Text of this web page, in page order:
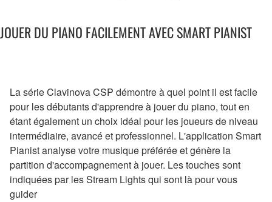
JOUER DU PIANO FACILEMENT AVEC SMART PIANIST
La série Clavinova CSP démontre à quel point il est facile
pour les débutants d'apprendre à jouer du piano, tout en
étant également un choix idéal pour les joueurs de niveau
intermédiaire, avancé et professionnel. L'application Smart
Pianist analyse votre musique préférée et génère la
partition d'accompagnement à jouer. Les touches sont
indiquées par les Stream Lights qui sont là pour vous
guider